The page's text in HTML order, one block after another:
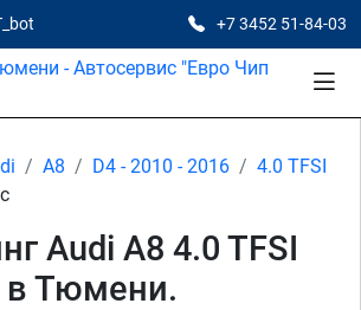
+7 3452 51-84-03
A8 D4 - 2010 - 2016
4.0 TFSI
Audi A8 4.0 TFSI
в Тюмени.